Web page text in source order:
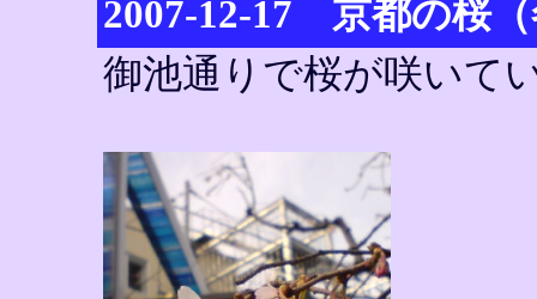
2007-12-17 京都の桜
御池通りで桜が咲いて